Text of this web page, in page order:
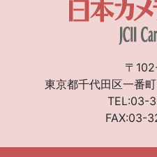
〒
東京都千代田区一番
TEL:03-
FAX:03-